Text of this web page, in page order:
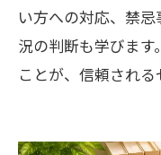
い方への対応、禁
況の判断も学びま
ことが、信頼される